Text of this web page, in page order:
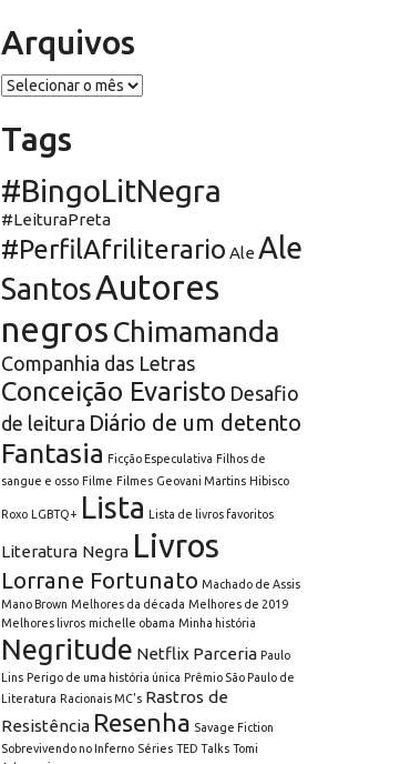
Arquivos
Arquivos
Tags
#BingoLitNegra
#LeituraPreta
#PerfilAfriliterario Ale Ale
SantosAutores
negros Chimamanda
Companhia das Letras
Conceição Evaristo Desafio
de leitura Diário de um detento
Fantasia Ficção Especulativa Filhos de
sangue e osso Filme Filmes Geovani Martins Hibisco
Roxo LGBTQ+ Lista Lista de livros favoritos
Literatura Negra Livros
Lorrane Fortunato Machado de Assis
Mano Brown Melhores da década Melhores de 2019
Melhores livros michelle obama Minha história
Negritude Netflix Parceria Paulo
Lins Perigo de uma história única Prêmio São Paulo de
Literatura Racionais MC's Rastros de
Resistência Resenha Savage Fiction
Sobrevivendo no Inferno Séries TED Talks Tomi